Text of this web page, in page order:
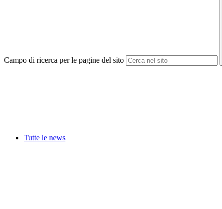
Campo di ricerca per le pagine del sito
Tutte le news